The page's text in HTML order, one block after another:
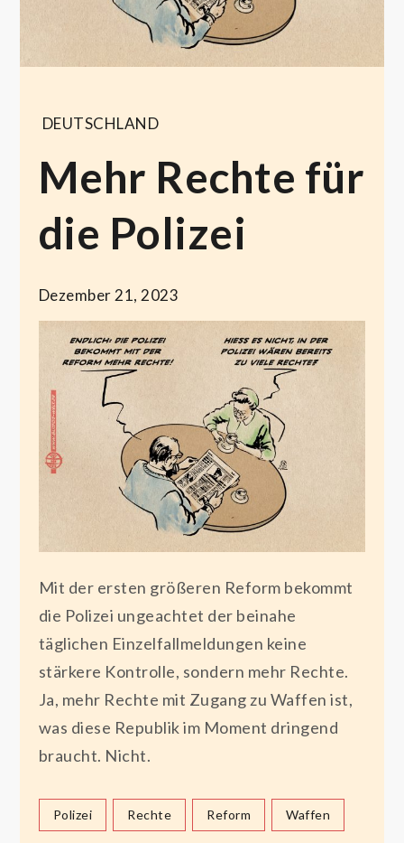
DEUTSCHLAND
Mehr Rechte für
die Polizei
Dezember 21, 2023
Mit der ersten größeren Reform bekommt
die Polizei ungeachtet der beinahe
täglichen Einzelfallmeldungen keine
stärkere Kontrolle, sondern mehr Rechte.
Ja, mehr Rechte mit Zugang zu Waffen ist,
was diese Republik im Moment dringend
braucht. Nicht.
Polizei Rechte Reform Waffen